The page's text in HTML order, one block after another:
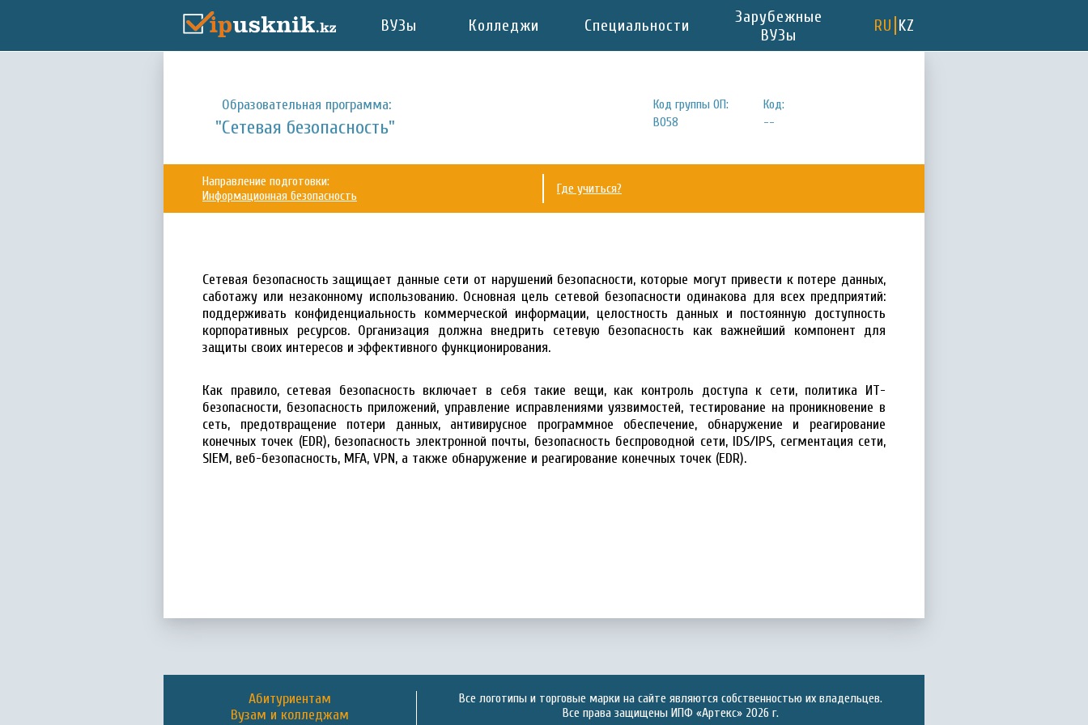
ВУЗы Колледжи Специальности
Зарубежные
ВУЗы
RU KZ
Образовательная программа:
"Сетевая безопасность"
Код группы ОП:
B058
Код:
--
Направление подготовки:
Информационная безопасность
Где учиться?
Сетевая безопасность защищает данные сети от нарушений безопасности, которые могут привести к потере данных,
саботажу или незаконному использованию. Основная цель сетевой безопасности одинакова для всех предприятий:
поддерживать конфиденциальность коммерческой информации, целостность данных и постоянную доступность
корпоративных ресурсов. Организация должна внедрить сетевую безопасность как важнейший компонент для
защиты своих интересов и эффективного функционирования.
Как правило, сетевая безопасность включает в себя такие вещи, как контроль доступа к сети, политика ИТ-
безопасности, безопасность приложений, управление исправлениями уязвимостей, тестирование на проникновение в
сеть, предотвращение потери данных, антивирусное программное обеспечение, обнаружение и реагирование
конечных точек (EDR), безопасность электронной почты, безопасность беспроводной сети, IDS/IPS, сегментация сети,
SIEM, веб-безопасность, MFA, VPN, а также обнаружение и реагирование конечных точек (EDR).
Абитуриентам
Вузам и колледжам
Все логотипы и торговые марки на сайте являются собственностью их владельцев.
Все права защищены ИПФ «Артекс» 2026 г.